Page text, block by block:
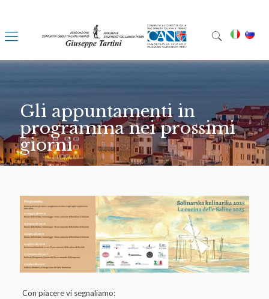
Gli appuntamenti in
programma nei prossimi
giorni
Con piacere vi segnaliamo: